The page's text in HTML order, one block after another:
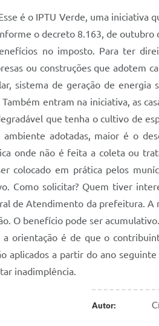
é o IPTU Verde, uma iniciativa
o decreto 8.163, de outubro
no imposto. Para ter
ou construções que adotem
sistema de geração de energia
entram na iniciativa, as
que tenha o cultivo de
adotadas, maior é o
onde não é feita a coleta ou
colocado em prática pelos
Como solicitar? Quem tiver
de Atendimento da prefeitura. A
O benefício pode ser
orientação é de que o
aplicados a partir do ano
inadimplência.
Autor: